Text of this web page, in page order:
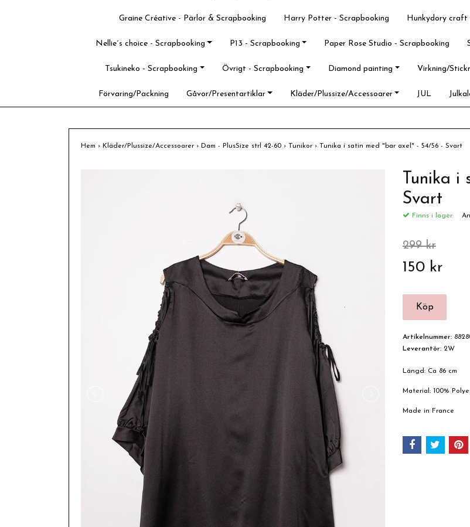
Graine Créative - Pärlor & Scrapbooking Harry Potter - Scrapbooking Hunkydory craft
Nellie´s choice - Scrapbooking P13 - Scrapbooking Paper Rose Studio - Scrapbooking
Tsukineko - Scrapbooking Övrigt - Scrapbooking Diamond painting Virkning/
Förvaring/Packning Gåvor/Presentartiklar Kläder/Plussize/Accessoarer JUL
Hem › Kläder/Plussize/Accessoarer › Dam - PlusSize strl 42-60 › Tunikor › Tunika i satin med "bar axel" - 54/56 - Svart
Tunika i
Svart
Finns i lager:
299 kr
150 kr
Artikelnummer:
Leverantör: 2W
Längd: Ca 86 cm
Material: 100%
Made in France